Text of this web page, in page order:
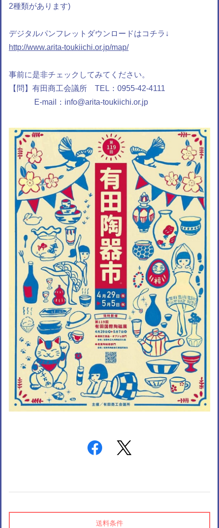
2種類があります)
デジタルパンフレットダウンロードはコチラ↓
http://www.arita-toukiichi.or.jp/map/
事前に是非チェックしてみてください。
【問】有田商工会議所 TEL：0955-42-4111
E-mail： info@arita-toukiichi.or.jp
送料条件